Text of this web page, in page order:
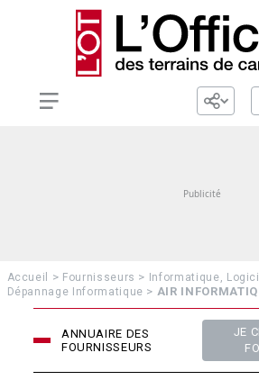
Accueil > Fournisseurs > Informatique,
Dépannage Informatique > AIR
ANNUAIRE DES
FOURNISSEURS
JE